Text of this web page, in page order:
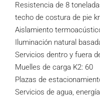
Resistencia de 8
techo de costura de pie
Aislamiento
Iluminación natural
Servicios dentro y fuera
Muelles de carga K2: 60
Plazas de
Servicios de agua,